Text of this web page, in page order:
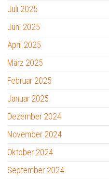
Juli 2025
Juni 2025
April 2025
März 2025
Februar 2025
Januar 2025
Dezember 2024
November 2024
Oktober 2024
September 2024